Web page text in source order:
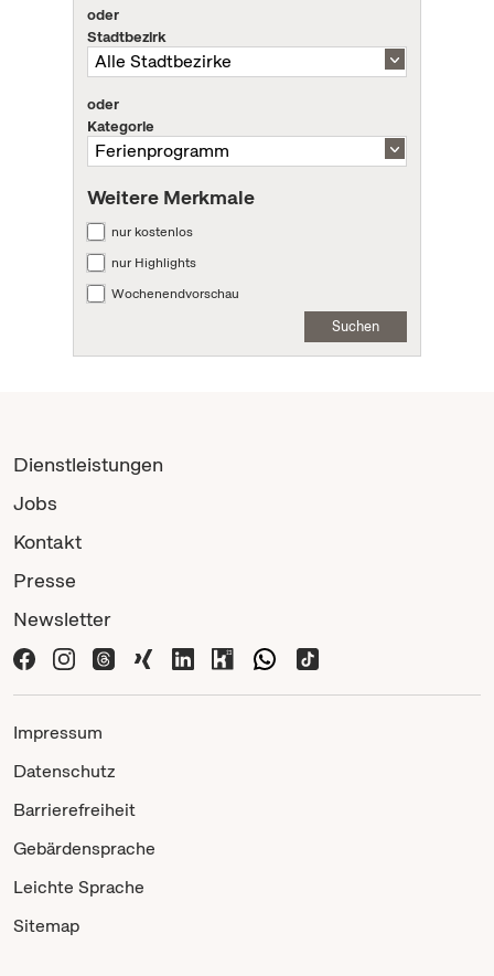
oder
Stadtbezirk
oder
Kategorie
Weitere Merkmale
nur kostenlos
nur Highlights
Wochenendvorschau
Suchen
Dienstleistungen
Jobs
Kontakt
Presse
Newsletter
Impressum
Datenschutz
Barrierefreiheit
Gebärdensprache
Leichte Sprache
Sitemap